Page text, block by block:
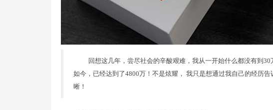
回想这几年，尝尽社会的辛酸艰难，我从一开始什么都没有到
如今，已经达到了4800万！不是炫耀， 我只是想通过我自己的经历
晰！